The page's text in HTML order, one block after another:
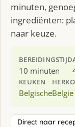
minuten,
ingrediënten:
naar keuze.
BEREIDINGSTIJD
10 minuten
KEUKEN
BelgischeBelgie
Direct naar